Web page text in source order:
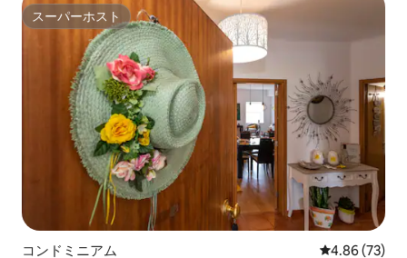
スーパーホスト
スーパーホスト
コンドミニアム レビュー73
4.86 (73)